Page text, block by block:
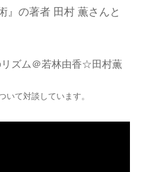
』の著者 田村 薫さんと
ズム＠若林由香☆田村薫
いて対談しています。